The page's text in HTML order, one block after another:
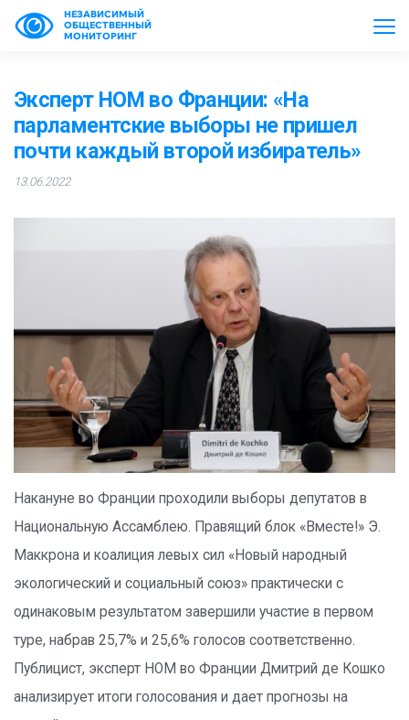
НЕЗАВИСИМЫЙ
ОБЩЕСТВЕННЫЙ
МОНИТОРИНГ
Эксперт НОМ во Франции: «На
парламентские выборы не пришел
почти каждый второй избиратель»
13.06.2022
Накануне во Франции проходили выборы депутатов в
Национальную Ассамблею. Правящий блок «Вместе!» Э.
Маккрона и коалиция левых сил «Новый народный
экологический и социальный союз» практически с
одинаковым результатом завершили участие в первом
туре, набрав 25,7% и 25,6% голосов соответственно.
Публицист, эксперт НОМ во Франции Дмитрий де Кошко
анализирует итоги голосования и дает прогнозы на